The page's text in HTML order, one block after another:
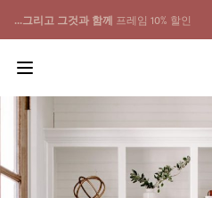
...그리고 그것과 함께 프레임 10% 할인